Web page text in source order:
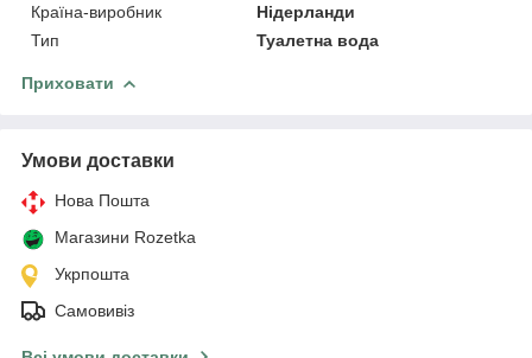
Країна-виробник
Нідерланди
Тип
Туалетна вода
Приховати
Умови доставки
Нова Пошта
Магазини Rozetka
Укрпошта
Самовивіз